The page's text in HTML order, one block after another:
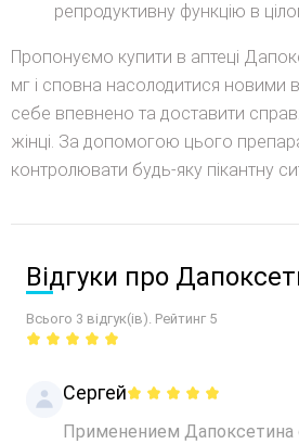
репродуктивну функцію в
Пропонуємо купити в аптеці
мг і сповна насолодитися новими
себе впевнено та доставити
жінці. За допомогою цього
контролювати будь-яку пікантну
Відгуки про
Всього 3 відгук(ів). Рейтинг 5
Сергей
Применением Дапоксетина